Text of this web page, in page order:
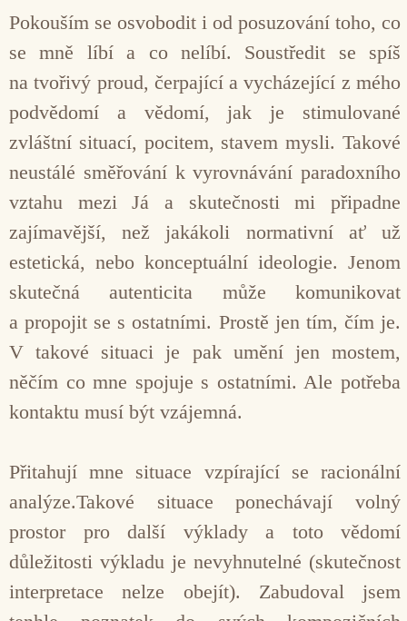
Pokouším se osvobodit i od posuzování toho, co
se mně líbí a co nelíbí. Soustředit se spíš
na tvoři­vý proud, čerpající a vycházející z mého
podvědomí a vědomí, jak je stimulované
zvláštní situací, poci­tem, stavem mysli. Takové
neustálé směřování k vy­rovnávání paradoxního
vztahu mezi Já a skutečnosti mi připadne
zajímavější, než jakákoli normativní ať už
estetická, nebo konceptuální ideologie. Jenom
skutečná autenticita může komunikovat
a propojit se s ostatními. Prostě jen tím, čím je.
V takové situa­ci je pak umění jen mostem,
něčím co mne spojuje s ostatními. Ale potřeba
kontaktu musí být vzájem­ná.
Přitahují mne situace vzpírající se racionální
ana­lýze.Takové situace ponechávají volný
prostor pro další výklady a toto vědomí
důležitosti výkladu je nevyhnutelné (skutečnost
interpretace nelze obejít). Zabudoval jsem